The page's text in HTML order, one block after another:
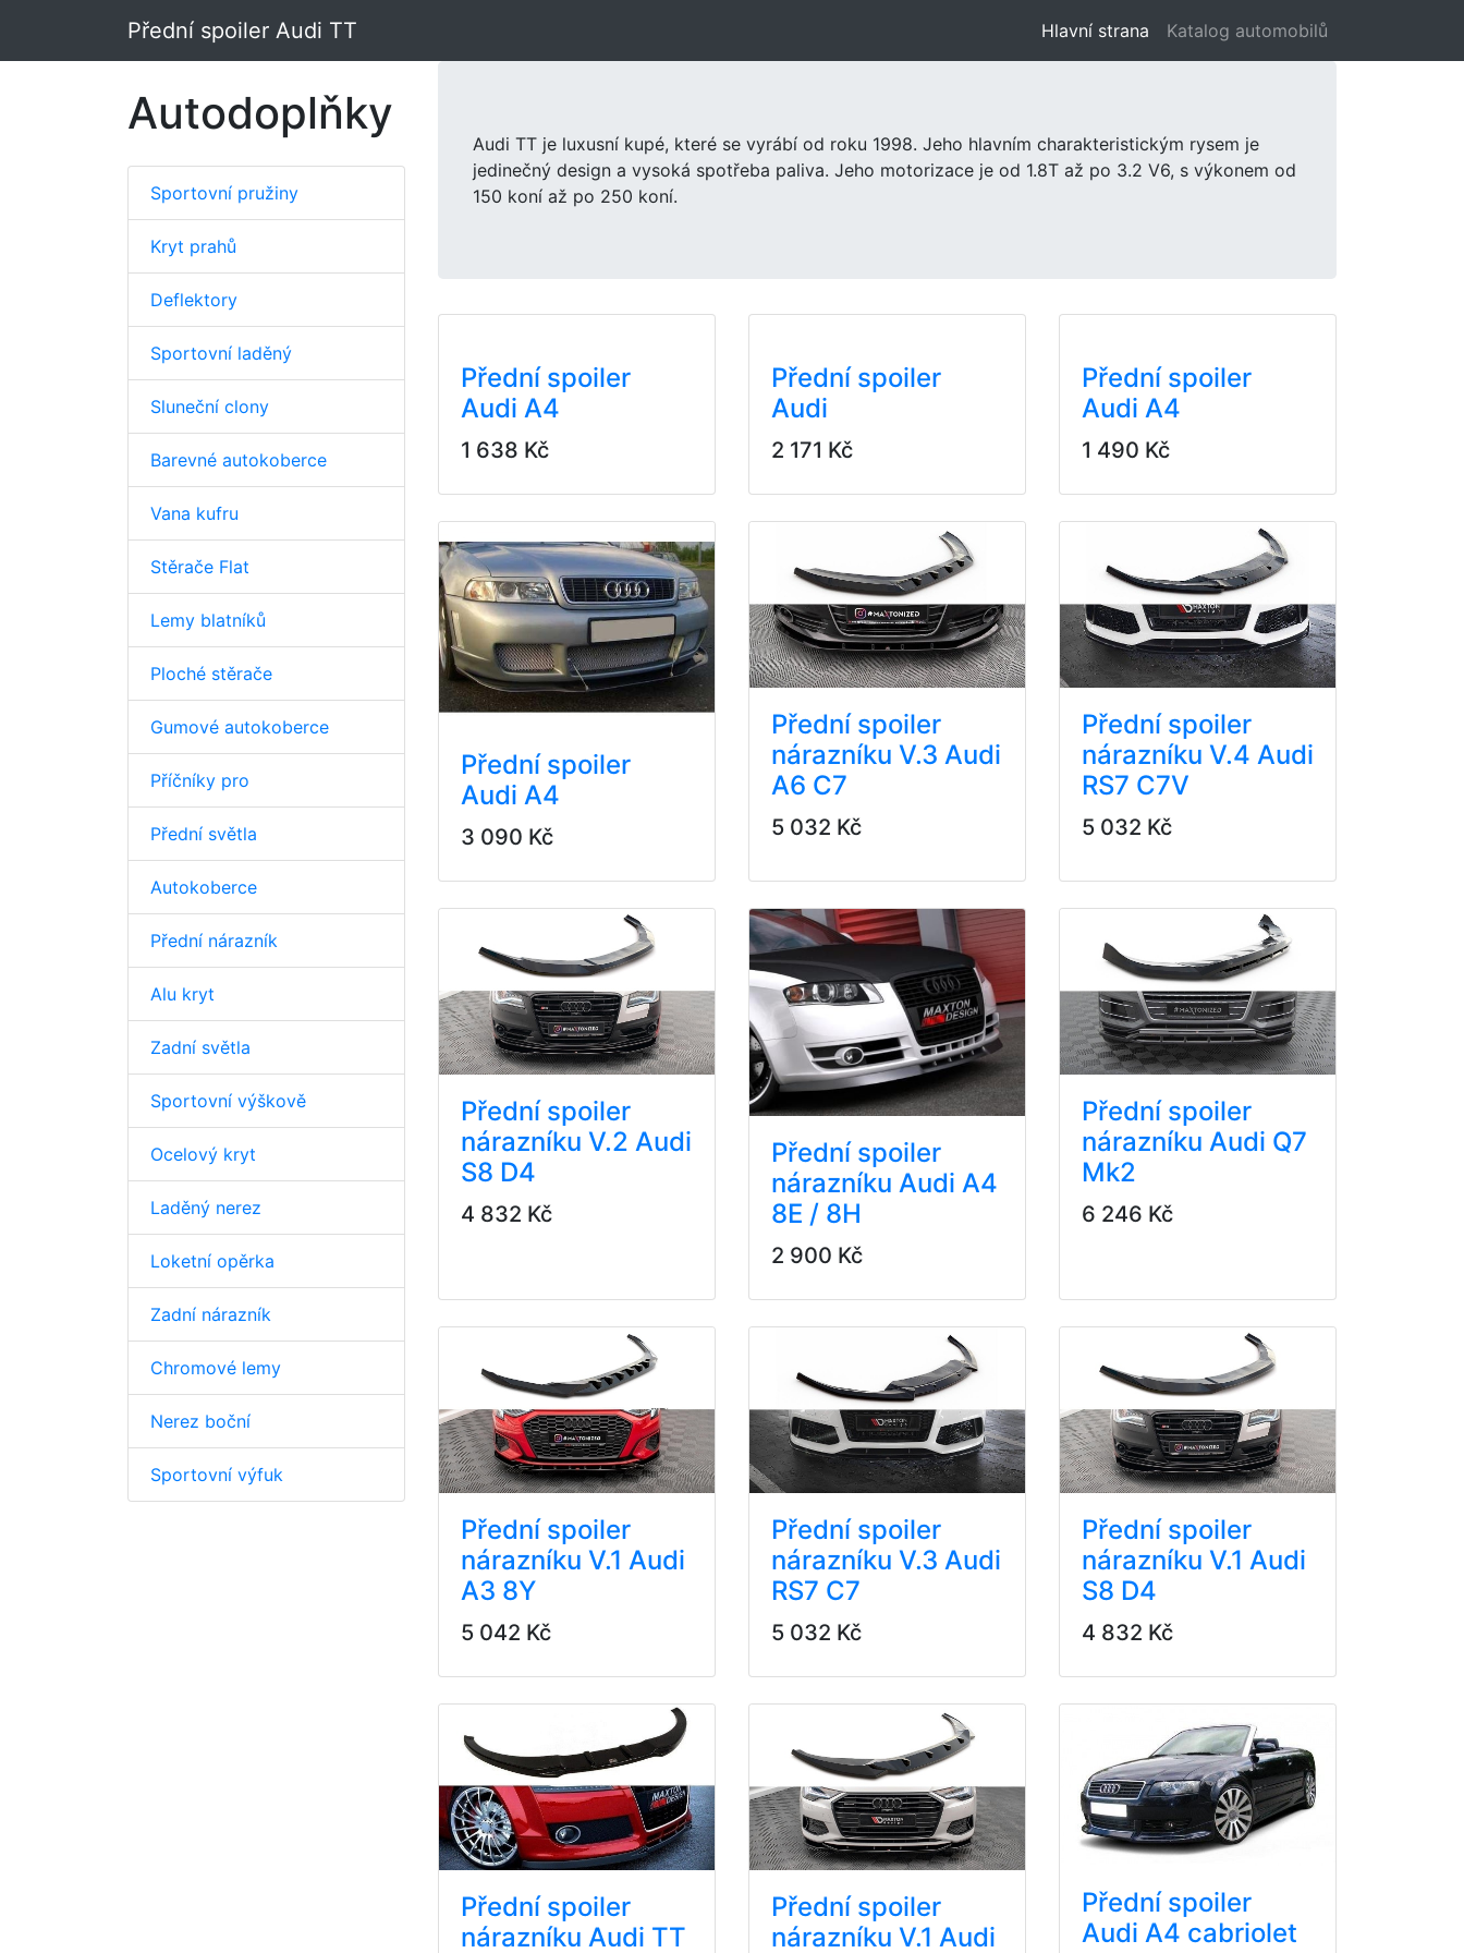
Přední spoiler Audi TT Hlavní strana (aktuální)
Katalog automobilů
Autodoplňky
Sportovní pružiny
Kryt prahů
Deflektory
Sportovní laděný
Sluneční clony
Barevné autokoberce
Vana kufru
Stěrače Flat
Lemy blatníků
Ploché stěrače
Gumové autokoberce
Příčníky pro
Přední světla
Autokoberce
Přední nárazník
Alu kryt
Zadní světla
Sportovní výškově
Ocelový kryt
Laděný nerez
Loketní opěrka
Zadní nárazník
Chromové lemy
Nerez boční
Sportovní výfuk
Audi TT je luxusní kupé, které se vyrábí od roku 1998. Jeho hlavním charakteristickým rysem je
jedinečný design a vysoká spotřeba paliva. Jeho motorizace je od 1.8T až po 3.2 V6, s výkonem od
150 koní až po 250 koní.
Přední spoiler
Audi A4
1 638 Kč
Přední spoiler
Audi
2 171 Kč
Přední spoiler
Audi A4
1 490 Kč
Přední spoiler
Audi A4
3 090 Kč
Přední spoiler
nárazníku V.3 Audi
A6 C7
5 032 Kč
Přední spoiler
nárazníku V.4 Audi
RS7 C7V
5 032 Kč
Přední spoiler
nárazníku V.2 Audi
S8 D4
4 832 Kč
Přední spoiler
nárazníku Audi A4
8E / 8H
2 900 Kč
Přední spoiler
nárazníku Audi Q7
Mk2
6 246 Kč
Přední spoiler
nárazníku V.1 Audi
A3 8Y
5 042 Kč
Přední spoiler
nárazníku V.3 Audi
RS7 C7
5 032 Kč
Přední spoiler
nárazníku V.1 Audi
S8 D4
4 832 Kč
Přední spoiler
nárazníku Audi TT
Přední spoiler
nárazníku V.1 Audi
Přední spoiler
Audi A4 cabriolet